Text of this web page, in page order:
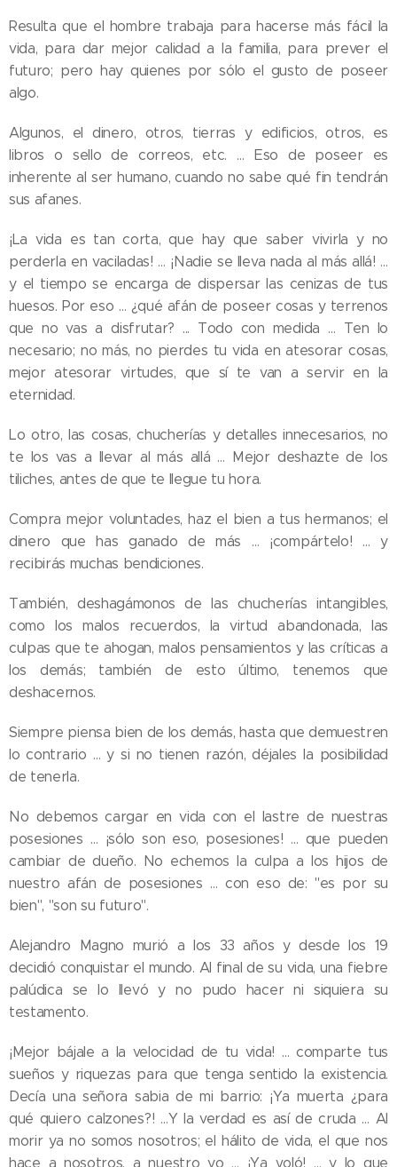
Resulta que el hombre trabaja para hacerse más fácil la
vida, para dar mejor calidad a la familia, para prever el
futuro; pero hay quienes por sólo el gusto de poseer
algo.
Algunos, el dinero, otros, tierras y edificios, otros, es
libros o sello de correos, etc. … Eso de poseer es
inherente al ser humano, cuando no sabe qué fin tendrán
sus afanes.
¡La vida es tan corta, que hay que saber vivirla y no
perderla en vaciladas! … ¡Nadie se lleva nada al más allá! …
y el tiempo se encarga de dispersar las cenizas de tus
huesos. Por eso … ¿qué afán de poseer cosas y terrenos
que no vas a disfrutar? ... Todo con medida … Ten lo
necesario; no más, no pierdes tu vida en atesorar cosas,
mejor atesorar virtudes, que sí te van a servir en la
eternidad.
Lo otro, las cosas, chucherías y detalles innecesarios, no
te los vas a llevar al más allá … Mejor deshazte de los
tiliches, antes de que te llegue tu hora.
Compra mejor voluntades, haz el bien a tus hermanos; el
dinero que has ganado de más … ¡compártelo! … y
recibirás muchas bendiciones.
También, deshagámonos de las chucherías intangibles,
como los malos recuerdos, la virtud abandonada, las
culpas que te ahogan, malos pensamientos y las críticas a
los demás; también de esto último, tenemos que
deshacernos.
Siempre piensa bien de los demás, hasta que demuestren
lo contrario … y si no tienen razón, déjales la posibilidad
de tenerla.
No debemos cargar en vida con el lastre de nuestras
posesiones … ¡sólo son eso, posesiones! … que pueden
cambiar de dueño. No echemos la culpa a los hijos de
nuestro afán de posesiones … con eso de: "es por su
bien", "son su futuro".
Alejandro Magno murió a los 33 años y desde los 19
decidió conquistar el mundo. Al final de su vida, una fiebre
palúdica se lo llevó y no pudo hacer ni siquiera su
testamento.
¡Mejor bájale a la velocidad de tu vida! … comparte tus
sueños y riquezas para que tenga sentido la existencia.
Decía una señora sabia de mi barrio: ¡Ya muerta ¿para
qué quiero calzones?! …Y la verdad es así de cruda … Al
morir ya no somos nosotros; el hálito de vida, el que nos
hace a nosotros, a nuestro yo … ¡Ya voló! … y lo que